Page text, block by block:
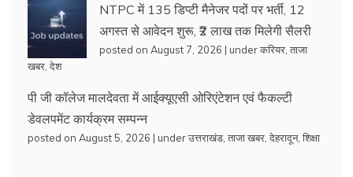
NTPC में 135 डिप्टी मैनेजर पदों पर भर्ती, 12
अगस्त से आवेदन शुरू, ₹2 लाख तक मिलेगी सैलरी
posted on August 7, 2026 | underकरियर ताजा
खबर देश
पी जी कॉलेज मालदेवता में आईक्यूएसी ओरिएंटेशन एवं फैकल्टी
डेवलपमेंट कार्यक्रम सम्पन्न
posted on August 5, 2026 | underउत्तराखंड ताजा खबर देहरादून, शिक्षा